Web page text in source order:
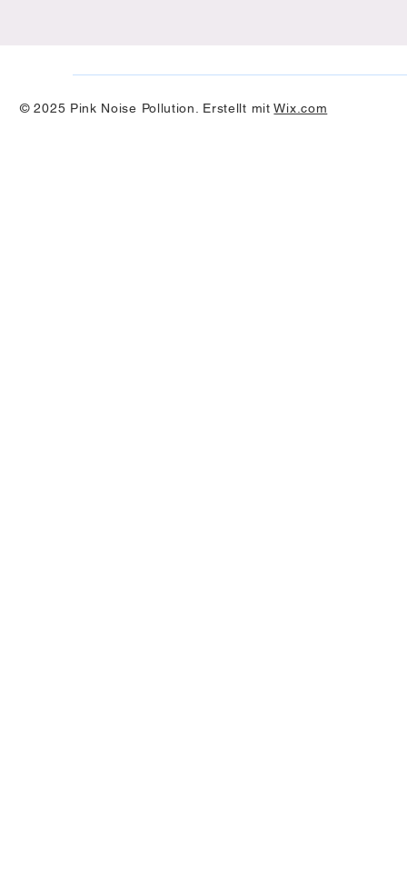
© 2025 Pink Noise Pollution. Erstellt mitWix.com